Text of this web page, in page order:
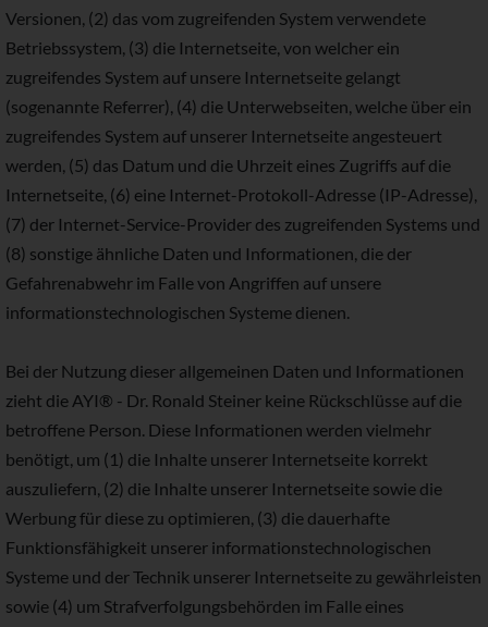
Versionen, (2) das vom zugreifenden System verwendete
Betriebssystem, (3) die Internetseite, von welcher ein
zugreifendes System auf unsere Internetseite gelangt
(sogenannte Referrer), (4) die Unterwebseiten, welche über ein
zugreifendes System auf unserer Internetseite angesteuert
werden, (5) das Datum und die Uhrzeit eines Zugriffs auf die
Internetseite, (6) eine Internet-Protokoll-Adresse (IP-Adresse),
(7) der Internet-Service-Provider des zugreifenden Systems und
(8) sonstige ähnliche Daten und Informationen, die der
Gefahrenabwehr im Falle von Angriffen auf unsere
informationstechnologischen Systeme dienen.
Bei der Nutzung dieser allgemeinen Daten und Informationen
zieht die AYI® - Dr. Ronald Steiner keine Rückschlüsse auf die
betroffene Person. Diese Informationen werden vielmehr
benötigt, um (1) die Inhalte unserer Internetseite korrekt
auszuliefern, (2) die Inhalte unserer Internetseite sowie die
Werbung für diese zu optimieren, (3) die dauerhafte
Funktionsfähigkeit unserer informationstechnologischen
Systeme und der Technik unserer Internetseite zu gewährleisten
sowie (4) um Strafverfolgungsbehörden im Falle eines